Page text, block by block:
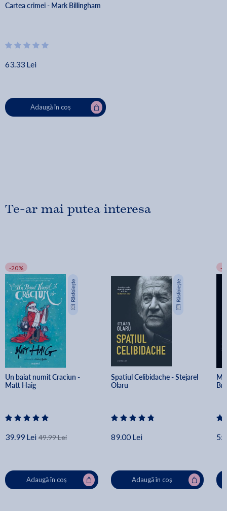
Cartea crimei - Mark Billingham
63.33 Lei
Adaugă în coș
Te-ar mai putea interesa
-20%
Un baiat numit Craciun -
Matt Haig
39.99 Lei 49.99 Lei
Adaugă în coș
Spatiul Celibidache - Stejarel
Olaru
89.00 Lei
Adaugă în coș
-